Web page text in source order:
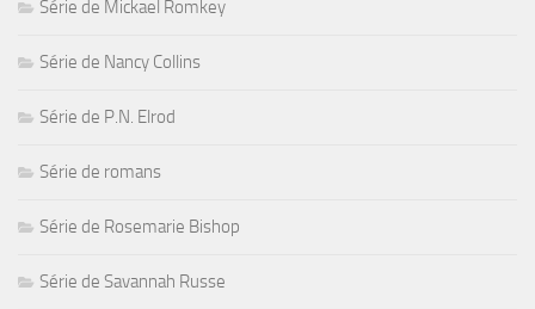
Série de Mickael Romkey
Série de Nancy Collins
Série de P.N. Elrod
Série de romans
Série de Rosemarie Bishop
Série de Savannah Russe